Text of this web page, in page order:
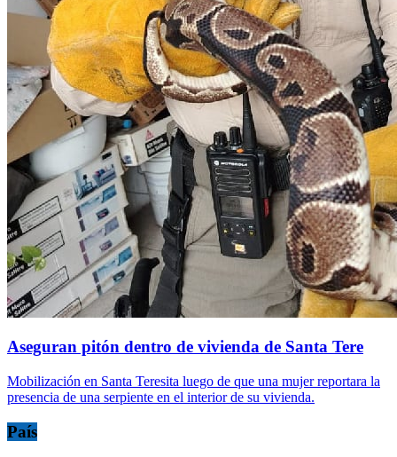
Aseguran pitón dentro de vivienda de Santa Tere
Mobilización en Santa Teresita luego de que una mujer reportara la
presencia de una serpiente en el interior de su vivienda.
País